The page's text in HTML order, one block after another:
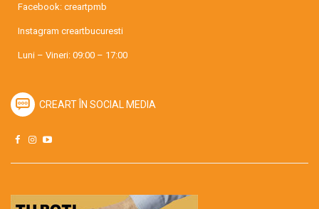
Facebook: creartpmb
Instagram creartbucuresti
Luni – Vineri: 09:00 – 17:00
CREART ÎN SOCIAL MEDIA